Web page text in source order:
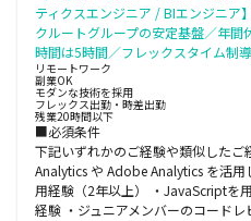
ティクスエンジニア / BIエンジニア
クルートグループの安定基盤／年
時間は5時間／フレックスタイム制
リモートワーク
副業OK
モダンな技術を採用
フレックス出勤・時差出勤
残業20時間以下
■必須条件
下記いずれかのご経験や類似した
Analytics や Adobe Analytics を活
用経験（2年以上） ・JavaScriptを
経験 ・ジュニアメンバーのコード